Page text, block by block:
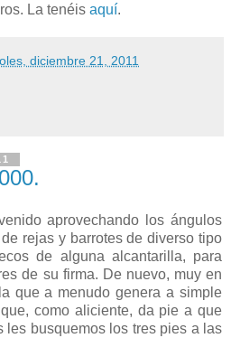
La tenéis aquí.
diciembre 21, 2011
aprovechando los ángulos
rejas y barrotes de diverso tipo
de alguna alcantarilla, para
de su firma. De nuevo, muy en
que a menudo genera a simple
como aliciente, da pie a que
les busquemos los tres pies a las